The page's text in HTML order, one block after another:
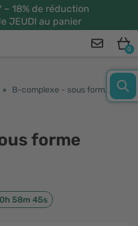
– 18% de réduction
JEUDI au panier
0
B-complexe - sous forme liquide
forme
58m 44s